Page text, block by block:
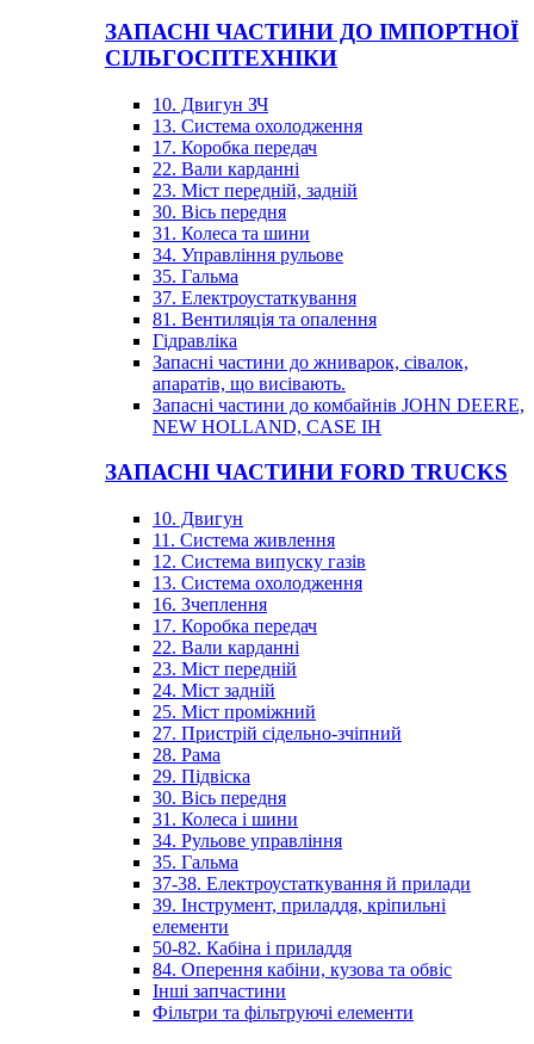
ЗАПАСНІ ЧАСТИНИ ДО ІМПОРТНОЇ
СІЛЬГОСПТЕХНІКИ
10. Двигун ЗЧ
13. Система охолодження
17. Коробка передач
22. Вали карданні
23. Міст передній, задній
30. Вісь передня
31. Колеса та шини
34. Управління рульове
35. Гальма
37. Електроустаткування
81. Вентиляція та опалення
Гідравліка
Запасні частини до жниварок, сівалок,
апаратів, що висівають.
Запасні частини до комбайнів JOHN DEERE,
NEW HOLLAND, CASE IH
ЗАПАСНІ ЧАСТИНИ FORD TRUCKS
10. Двигун
11. Система живлення
12. Система випуску газів
13. Система охолодження
16. Зчеплення
17. Коробка передач
22. Вали карданні
23. Міст передній
24. Міст задній
25. Міст проміжний
27. Пристрій сідельно-зчіпний
28. Рама
29. Підвіска
30. Вісь передня
31. Колеса і шини
34. Рульове управління
35. Гальма
37-38. Електроустаткування й прилади
39. Інструмент, приладдя, кріпильні
елементи
50-82. Кабіна і приладдя
84. Оперення кабіни, кузова та обвіс
Інші запчастини
Фільтри та фільтруючі елементи